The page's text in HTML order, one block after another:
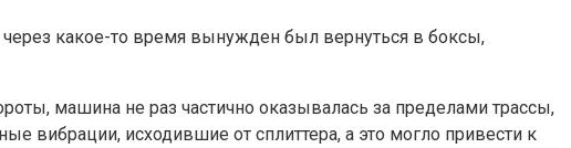
какое-то время вынужден был вернуться в боксы,
машина не раз частично оказывалась за пределами трассы,
вибрации, исходившие от сплиттера, а это могло привести к